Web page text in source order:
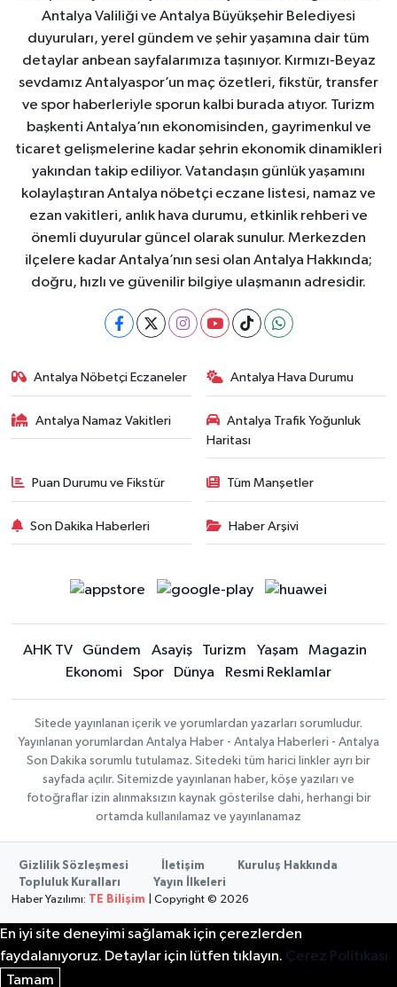
Antalya Valiliği ve Antalya Büyükşehir Belediyesi
duyuruları, yerel gündem ve şehir yaşamına dair tüm
detaylar anbean sayfalarımıza taşınıyor. Kırmızı-Beyaz
sevdamız Antalyaspor’un maç özetleri, fikstür, transfer
ve spor haberleriyle sporun kalbi burada atıyor. Turizm
başkenti Antalya’nın ekonomisinden, gayrimenkul ve
ticaret gelişmelerine kadar şehrin ekonomik dinamikleri
yakından takip ediliyor. Vatandaşın günlük yaşamını
kolaylaştıran Antalya nöbetçi eczane listesi, namaz ve
ezan vakitleri, anlık hava durumu, etkinlik rehberi ve
önemli duyurular güncel olarak sunulur. Merkezden
ilçelere kadar Antalya’nın sesi olan Antalya Hakkında;
doğru, hızlı ve güvenilir bilgiye ulaşmanın adresidir.
Antalya Nöbetçi Eczaneler Antalya Hava Durumu
Antalya Namaz Vakitleri
Antalya Trafik Yoğunluk
Haritası
Puan Durumu ve Fikstür Tüm Manşetler
Son Dakika Haberleri Haber Arşivi
AHK TV Gündem Asayiş Turizm Yaşam
Magazin
Ekonomi
Spor Dünya Resmi Reklamlar
Sitede yayınlanan içerik ve yorumlardan yazarları sorumludur.
Yayınlanan yorumlardan Antalya Haber - Antalya Haberleri - Antalya
Son Dakika sorumlu tutulamaz. Sitedeki tüm harici linkler ayrı bir
sayfada açılır. Sitemizde yayınlanan haber, köşe yazıları ve
fotoğraflar izin alınmaksızın kaynak gösterilse dahi, herhangi bir
ortamda kullanılamaz ve yayınlanamaz
Gizlilik Sözleşmesi İletişim
Kuruluş Hakkında
Topluluk Kuralları
Yayın İlkeleri
Haber Yazılımı:
TE Bilişim | Copyright © 2026
En iyi site deneyimi sağlamak için çerezlerden
faydalanıyoruz. Detaylar için lütfen tıklayın. Çerez Politikası
Tamam